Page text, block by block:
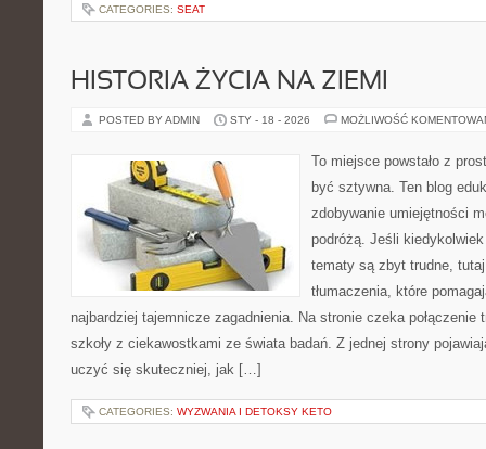
CATEGORIES: SEAT
HISTORIA ŻYCIA NA ZIEMI
POSTED BY ADMIN STY - 18 - 2026 MOŻLIWOŚĆ
To miejsce powstało z
być sztywna. Ten blog
zdobywanie umiejętności
podróżą. Jeśli
tematy są zbyt trudne,
tłumaczenia, które
najbardziej tajemnicze zagadnienia. Na stronie czeka połączenie
szkoły z ciekawostkami ze świata badań. Z jednej strony
uczyć się skuteczniej, jak […]
CATEGORIES: WYZWANIA I DETOKSY KETO